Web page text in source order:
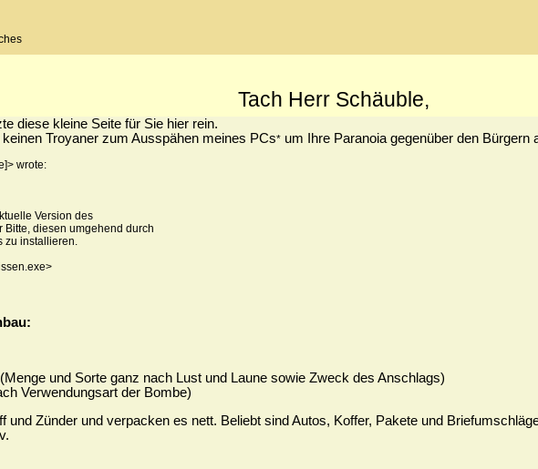
Tach Herr Schäuble,
diese kleine Seite für Sie hier rein.
Troyaner zum Ausspähen meines PCs*um Ihre Paranoia gegenüber den Bürgern
wrote:
Version des
Bitte, diesen umgehend durch
zu installieren.
und Sorte ganz nach Lust und Laune sowie Zweck des Anschlags)
Verwendungsart der Bombe)
und Zünder und verpacken es nett. Beliebt sind Autos, Koffer, Pakete und